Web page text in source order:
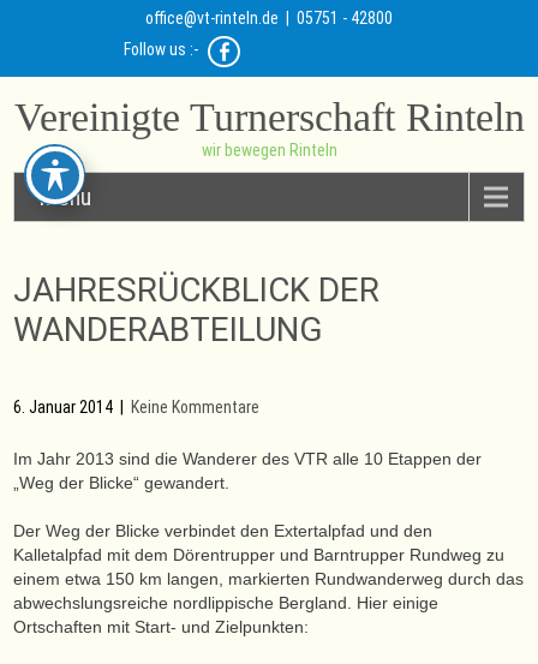
office@vt-rinteln.de | 05751 - 42800
Follow us :-
Vereinigte Turnerschaft Rinteln
wir bewegen Rinteln
Menu
JAHRESRÜCKBLICK DER
WANDERABTEILUNG
6. Januar 2014 Keine Kommentare
Im Jahr 2013 sind die Wanderer des VTR alle 10 Etappen der
„Weg der Blicke“ gewandert.
Der Weg der Blicke verbindet den Extertalpfad und den
Kalletalpfad mit dem Dörentrupper und Barntrupper Rundweg zu
einem etwa 150 km langen, markierten Rundwanderweg durch das
abwechslungsreiche nordlippische Bergland. Hier einige
Ortschaften mit Start- und Zielpunkten: